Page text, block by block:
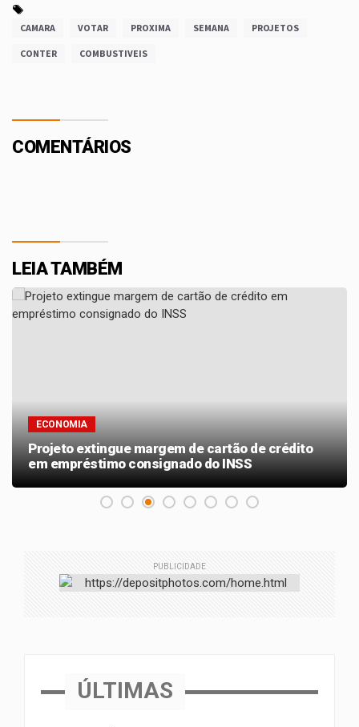
CAMARA VOTAR PROXIMA SEMANA PROJETOS
CONTER COMBUSTIVEIS
COMENTÁRIOS
LEIA TAMBÉM
ECONOMIA
Projeto extingue margem de cartão de crédito
em empréstimo consignado do INSS
PUBLICIDADE
ÚLTIMAS